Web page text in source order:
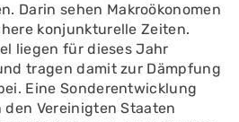
Darin sehen Mak­roökonomen
konjunkturelle Zeiten.
liegen für die­ses Jahr
tragen damit zur Dämpfung
Eine Son­derentwicklung
Vereinigten Staaten